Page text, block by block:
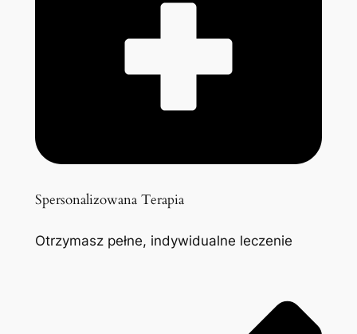
Spersonalizowana Terapia
Otrzymasz pełne, indywidualne leczenie